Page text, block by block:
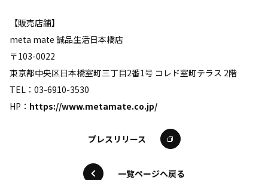
【販売店舗】
meta mate 誠品生活日本橋店
〒103-0022
東京都中央区日本橋室町三丁目2番1号 コレド室町テラス 2階
TEL：03-6910-3530
HP： https://www.metamate.co.jp/
プレスリリース
一覧ページへ戻る